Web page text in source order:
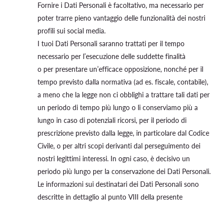
Fornire i Dati Personali è facoltativo, ma necessario per
poter trarre pieno vantaggio delle funzionalità dei nostri
profili sui social media.
I tuoi Dati Personali saranno trattati per il tempo
necessario per l’esecuzione delle suddette finalità
o per presentare un’efficace opposizione, nonché per il
tempo previsto dalla normativa (ad es. fiscale, contabile),
a meno che la legge non ci obblighi a trattare tali dati per
un periodo di tempo più lungo o li conserviamo più a
lungo in caso di potenziali ricorsi, per il periodo di
prescrizione previsto dalla legge, in particolare dal Codice
Civile, o per altri scopi derivanti dal perseguimento dei
nostri legittimi interessi. In ogni caso, è decisivo un
periodo più lungo per la conservazione dei Dati Personali.
Le informazioni sui destinatari dei Dati Personali sono
descritte in dettaglio al punto VIII della presente